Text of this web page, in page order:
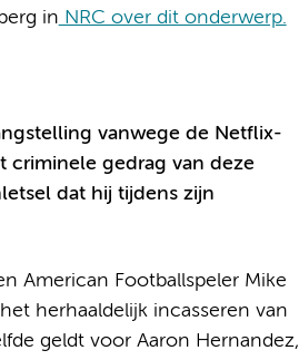
in NRC over dit onderwerp.
vanwege de Netflix-
criminele gedrag van deze
dat hij tijdens zijn
American Footballspeler Mike
herhaaldelijk incasseren van
geldt voor Aaron Hernandez,